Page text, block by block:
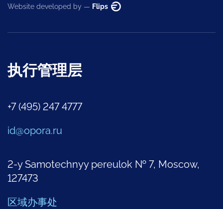
Website developed by — Flips
执行管理层
+7 (495) 247 4777
id@opora.ru
2-y Samotechnyy pereulok № 7, Moscow,
127473
区域办事处